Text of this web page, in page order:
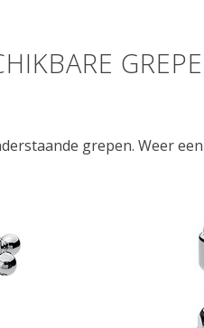
grepen. Weer